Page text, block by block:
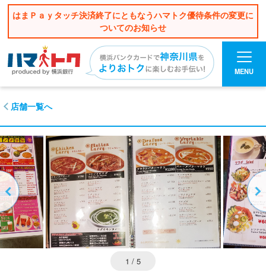
はまＰａｙタッチ決済終了にともなうハマトク優待条件の変更に
ついてのお知らせ
MENU
店舗一覧へ
1 / 5